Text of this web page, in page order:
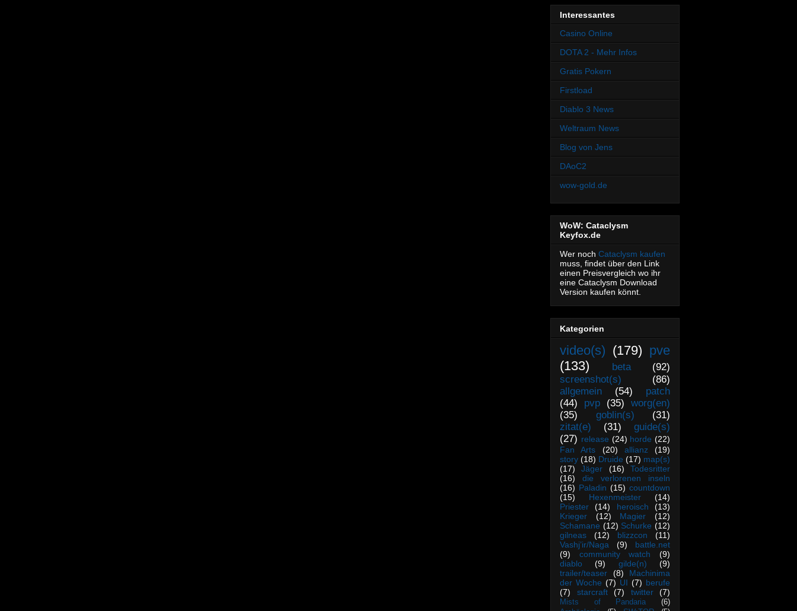
Interessantes
Casino Online
DOTA 2 - Mehr Infos
Gratis Pokern
Firstload
Diablo 3 News
Weltraum News
Blog von Jens
DAoC2
wow-gold.de
WoW: Cataclysm
Keyfox.de
Wer noch Cataclysm kaufen
muss, findet über den Link
einen Preisvergleich wo ihr
eine Cataclysm Download
Version kaufen könnt.
Kategorien
video(s) (179) pve
(133)
beta
(92)
screenshot(s)
(86)
allgemein
(54)
patch
(44)
pvp (35)
worg(en)
(35)
goblin(s)
(31)
zitat(e)
(31)
guide(s)
(27) release (24) horde (22)
Fan Arts
(20) allianz
(19)
story (18) Druide (17) map(s)
(17)
Jäger (16)
Todesritter
(16)
die verlorenen inseln
(16) Paladin (15) countdown
(15)
Hexenmeister
(14)
Priester
(14) heroisch
(13)
Krieger
(12) Magier
(12)
Schamane (12) Schurke (12)
gilneas
(12) blizzcon
(11)
Vashj’ir/Naga
(9)
battle.net
(9)
community watch
(9)
diablo
(9) gilde(n)
(9)
trailer/teaser
(8)
Machinima
der Woche (7) UI (7) berufe
(7)
starcraft (7) twitter (7)
Mists of Pandaria
(6)